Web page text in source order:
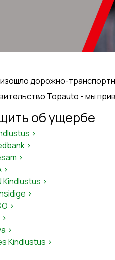
дорожно-
Topauto - мы
об ущербе
>
>
>
>
Kindlustus >
>
>
>
Kindlustus >